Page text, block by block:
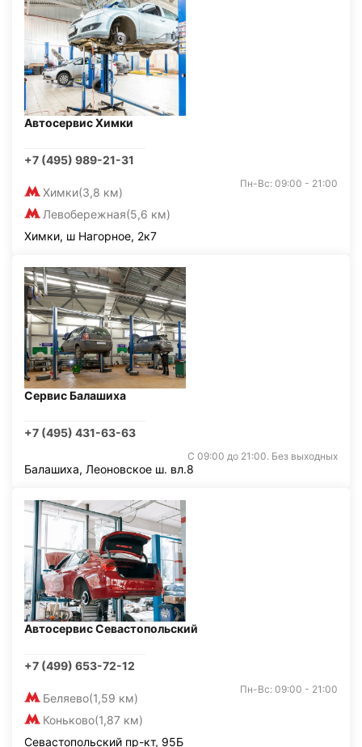
Автосервис Химки
+7 (495) 989-21-31
Химки(3,8 км)
Левобережная(5,6 км)
Пн-Вс: 09:00 - 21:00
Химки, ш Нагорное, 2к7
Сервис Балашиха
+7 (495) 431-63-63
С 09:00 до 21:00. Без выходных
Балашиха, Леоновское ш. вл.8
Автосервис Севастопольский
+7 (499) 653-72-12
Беляево(1,59 км)
Коньково(1,87 км)
Пн-Вс: 09:00 - 21:00
Севастопольский пр-кт, 95Б